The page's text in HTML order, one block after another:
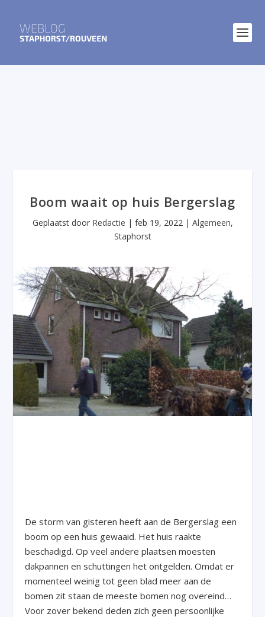
Boom waait op huis Bergerslag
Geplaatst door Redactie | feb 19, 2022| Algemeen,
Staphorst
De storm van gisteren heeft aan de Bergerslag een
boom op een huis gewaaid. Het huis raakte
beschadigd. Op veel andere plaatsen moesten
dakpannen en schuttingen het ontgelden. Omdat er
momenteel weinig tot geen blad meer aan de
bomen zit staan de meeste bomen nog overeind…
Voor zover bekend deden zich geen persoonlijke